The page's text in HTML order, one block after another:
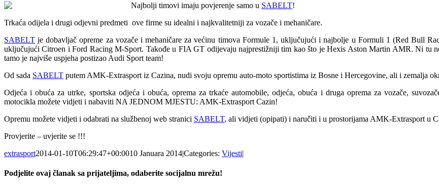
Najbolji timovi imaju povjerenje samo u SABELT!
Trkaća odijela i drugi odjevni predmeti ove firme su idealni i najkvalitetniji za vozače i mehaničare.
SABELT je dobavljač opreme za vozače i mehaničare za većinu timova Formule 1, uključujući i najbolje u Formuli 1 (Red Bull
uključujući Citroen i Ford Racing M-Sport. Takođe u FIA GT odijevaju najprestižniji tim kao što je Hexis Aston Martin AMR. Ni tu
tamo je najviše uspjeha postizao Audi Sport team!
Od sada SABELT putem AMK-Extrasport iz Cazina, nudi svoju opremu auto-moto sportistima iz Bosne i Hercegovine, ali i zemalja
Odjeća i obuća za utrke, sportska odjeća i obuća, oprema za trkaće automobile, odjeća, obuća i druga oprema za vozače,
motocikla možete vidjeti i nabaviti NA JEDNOM MJESTU: AMK-Extrasport Cazin!
Opremu možete vidjeti i odabrati na službenoj web stranici SABELT, ali vidjeti (opipati) i naručiti i u prostorijama AMK-Extrasport u
Provjerite – uvjerite se !!!
extrasport2014-01-10T06:29:47+00:0010 Januara 2014|Categories: Vijesti|
Podjelite ovaj članak sa prijateljima, odaberite socijalnu mrežu!